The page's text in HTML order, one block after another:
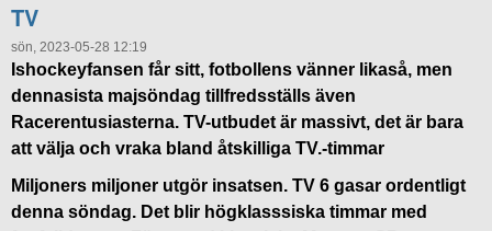
TV
sön, 2023-05-28 12:19
Ishockeyfansen får sitt, fotbollens vänner likaså, men
dennasista majsöndag tillfredsställs även
Racerentusiasterna. TV-utbudet är massivt, det är bara
att välja och vraka bland åtskilliga TV.-timmar
Miljoners miljoner utgör insatsen. TV 6 gasar ordentligt
denna söndag. Det blir högklasssiska timmar med